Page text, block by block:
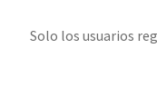
Solo los usuarios